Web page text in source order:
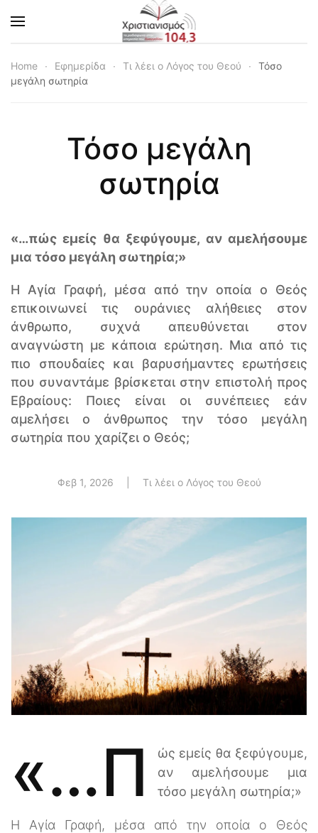
Skip to main content
Home Εφημερίδα Τι λέει ο Λόγος του Θεού
Τόσο
μεγάλη σωτηρία
Τόσο μεγάλη
σωτηρία
«…πώς εμείς θα ξεφύγουμε, αν αμελήσουμε
μια τόσο μεγάλη σωτηρία;»
Η Αγία Γραφή, μέσα από την οποία ο Θεός
επικοινωνεί τις ουράνιες αλήθειες στον
άνθρωπο, συχνά απευθύνεται στον
αναγνώστη με κάποια ερώτηση. Μια από τις
πιο σπουδαίες και βαρυσήμαντες ερωτήσεις
που συναντάμε βρίσκεται στην επιστολή προς
Εβραίους: Ποιες είναι οι συνέπειες εάν
αμελήσει ο άνθρωπος την τόσο μεγάλη
σωτηρία που χαρίζει ο Θεός;
Φεβ 1, 2026 Τι λέει ο Λόγος του Θεού
«…π
ώς εμείς θα ξεφύγουμε,
αν αμελήσουμε μια
τόσο μεγάλη σωτηρία;»
Η Αγία Γραφή, μέσα από την οποία ο Θεός